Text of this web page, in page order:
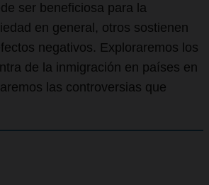
ser beneficiosa para la
en general, otros sostienen
negativos. Exploraremos los
de la inmigración en países en
las controversias que